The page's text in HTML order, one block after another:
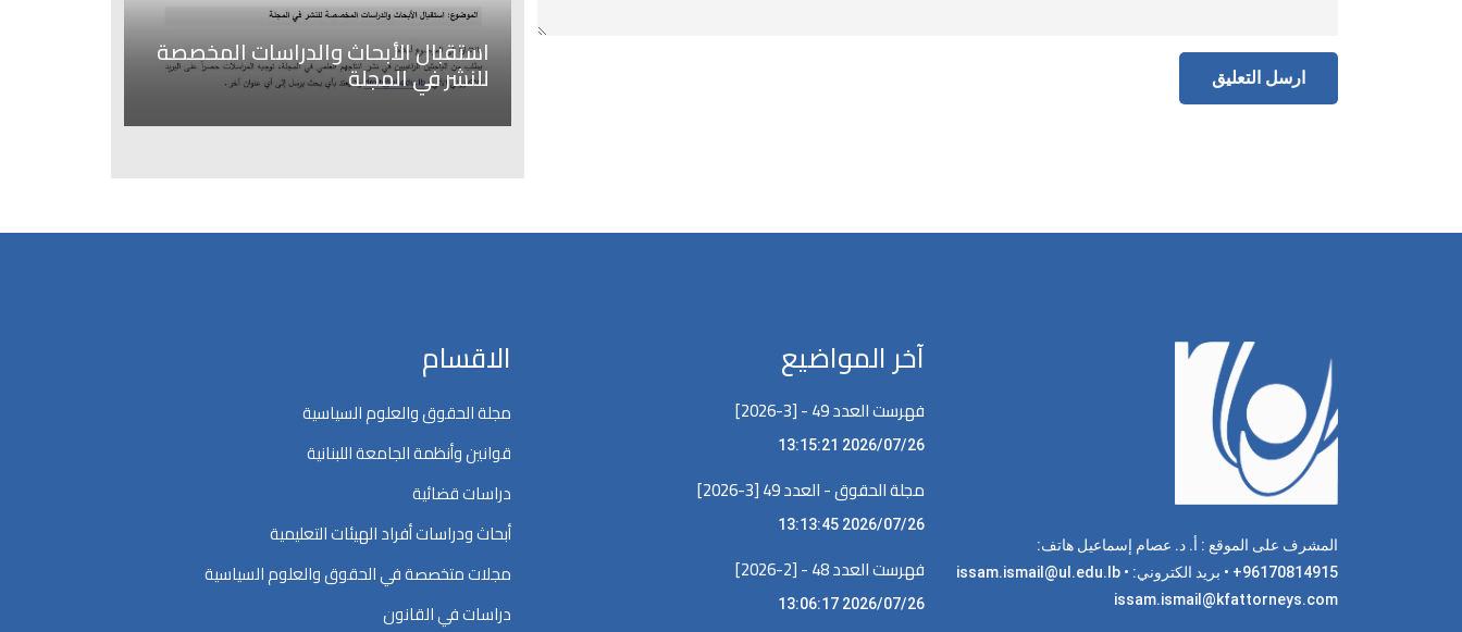
استقبال الأبحاث والدراسات المخصصة
للنشر في المجلة
المشرف على الموقع : أ. د. عصام إسماعيل هاتف:
96170814915+ • بريد الكتروني: issam.ismail@ul.edu.lb •
issam.ismail@kfattorneys.com
آخر المواضيع
فهرست العدد 49 - [3-2026]
2026/07/26 13:15:21
مجلة الحقوق - العدد 49 [3-2026]
2026/07/26 13:13:45
فهرست العدد 48 - [2-2026]
2026/07/26 13:06:17
الاقسام
مجلة الحقوق والعلوم السياسية
قوانين وأنظمة الجامعة اللبنانية
دراسات قضائية
أبحاث ودراسات أفراد الهيئات التعليمية
مجلات متخصصة في الحقوق والعلوم السياسية
دراسات في القانون